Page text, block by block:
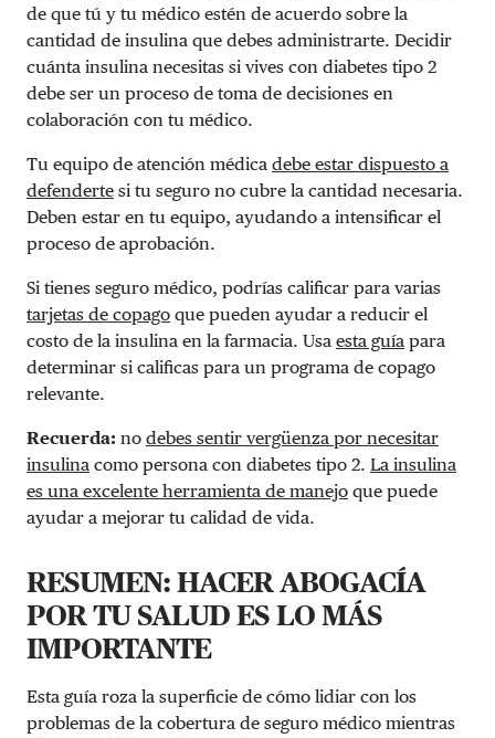
de que tú y tu médico estén de acuerdo sobre la
cantidad de insulina que debes administrarte. Decidir
cuánta insulina necesitas si vives con diabetes tipo 2
debe ser un proceso de toma de decisiones en
colaboración con tu médico.
Tu equipo de atención médica debe estar dispuesto a
defenderte si tu seguro no cubre la cantidad necesaria.
Deben estar en tu equipo, ayudando a intensificar el
proceso de aprobación.
Si tienes seguro médico, podrías calificar para varias
tarjetas de copago que pueden ayudar a reducir el
costo de la insulina en la farmacia. Usa esta guía para
determinar si calificas para un programa de copago
relevante.
Recuerda: no debes sentir vergüenza por necesitar
insulina como persona con diabetes tipo 2. La insulina
es una excelente herramienta de manejo que puede
ayudar a mejorar tu calidad de vida.
RESUMEN: HACER ABOGACÍA
POR TU SALUD ES LO MÁS
IMPORTANTE
Esta guía roza la superficie de cómo lidiar con los
problemas de la cobertura de seguro médico mientras